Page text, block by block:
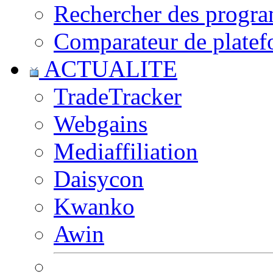
Rechercher des
Comparateur de
ACTUALITE
TradeTracker
Webgains
Mediaffiliation
Daisycon
Kwanko
Awin